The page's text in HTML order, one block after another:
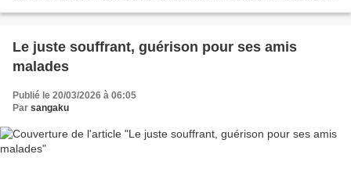
Le juste souffrant, guérison pour ses amis
malades
Publié le 20/03/2026 à 06:05
Par sangaku